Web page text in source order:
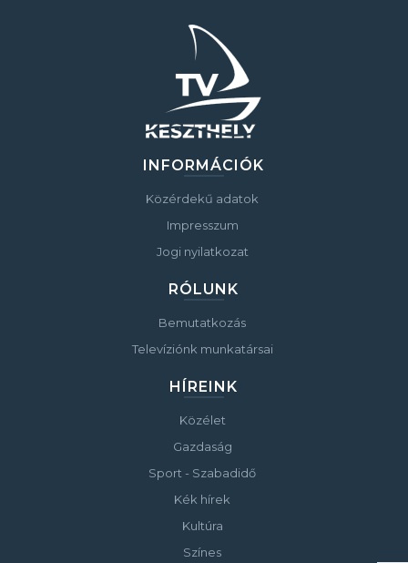
INFORMÁCIÓK
Közérdekű adatok
Impresszum
Jogi nyilatkozat
RÓLUNK
Bemutatkozás
Televíziónk munkatársai
HÍREINK
Közélet
Gazdaság
Sport - Szabadidő
Kék hírek
Kultúra
Színes